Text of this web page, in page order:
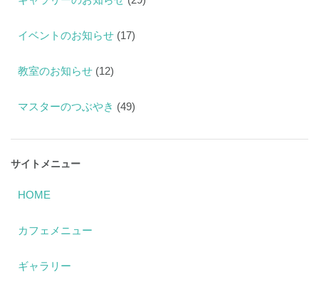
イベントのお知らせ (17)
教室のお知らせ (12)
マスターのつぶやき (49)
サイトメニュー
HOME
カフェメニュー
ギャラリー